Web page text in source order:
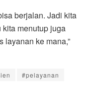
berjalan. Jadi kita
menutup juga
layanan ke mana,”
#pelayanan